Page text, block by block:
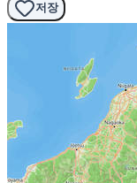
저장